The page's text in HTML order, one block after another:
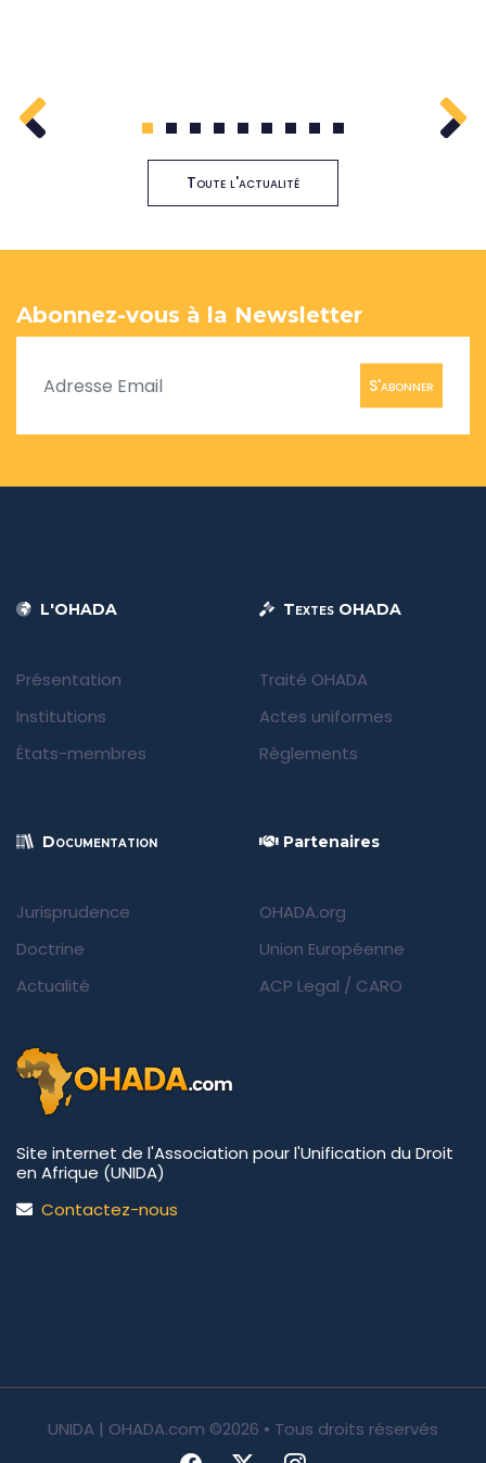
1 2 3 4 5 6 7 8 9
Toute l'actualité
Abonnez-vous à la Newsletter
S'abonner
L'OHADA
Présentation
Institutions
États-membres
Textes OHADA
Traité OHADA
Actes uniformes
Règlements
Documentation
Jurisprudence
Doctrine
Actualité
Partenaires
OHADA.org
Union Européenne
ACP Legal / CARO
Site internet de l'Association pour l'Unification du Droit
en Afrique (UNIDA)
Contactez-nous
UNIDA | OHADA.com ©2026 • Tous droits réservés